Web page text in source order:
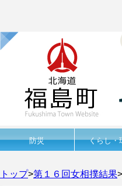
防災 くらし・
トップ>第１６回女相撲結果>